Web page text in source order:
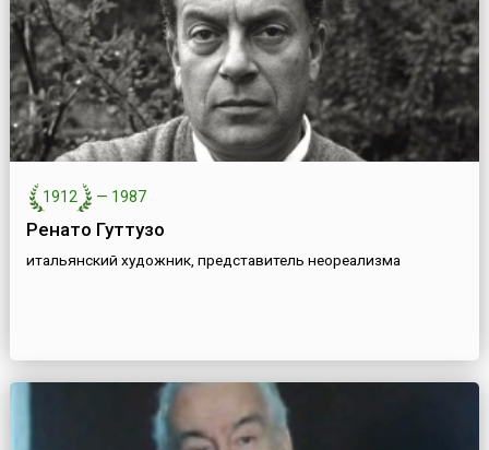
1912 — 1987
Ренато Гуттузо
итальянский художник, представитель неореализма